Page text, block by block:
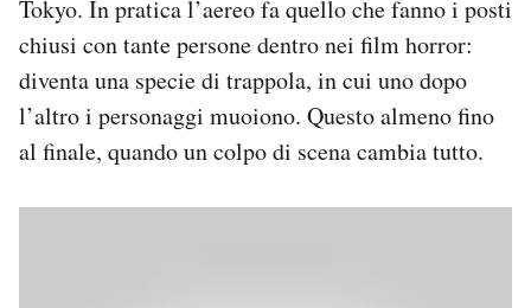
Tokyo. In pratica l’aereo fa quello che fanno i posti
chiusi con tante persone dentro nei film horror:
diventa una specie di trappola, in cui uno dopo
l’altro i personaggi muoiono. Questo almeno fino
al finale, quando un colpo di scena cambia tutto.